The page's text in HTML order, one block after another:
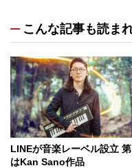
こんな記事も読ま
LINEが音楽レーベル設立
はKan Sano作品